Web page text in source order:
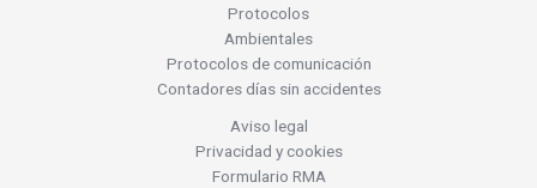
Protocolos
Ambientales
Protocolos de comunicación
Contadores días sin accidentes
Aviso legal
Privacidad y cookies
Formulario RMA